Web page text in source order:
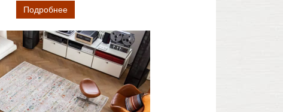
Подробнее